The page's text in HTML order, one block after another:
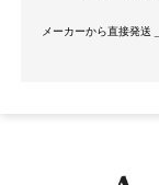
メーカーから直接発送